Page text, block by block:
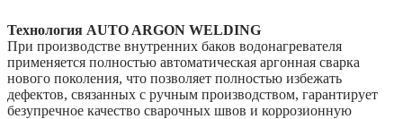
Технология AUTO ARGON WELDING
При производстве внутренних баков водонагревателя
применяется полностью автоматическая аргонная сварка
нового поколения, что позволяет полностью избежать
дефектов, связанных с ручным производством, гарантирует
безупречное качество сварочных швов и коррозионную